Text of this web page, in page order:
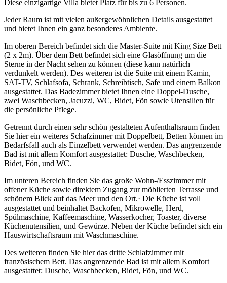
Diese einzigartige Villa bietet Platz für bis zu 6 Personen.
Jeder Raum ist mit vielen außergewöhnlichen Details ausgestattet
und bietet Ihnen ein ganz besonderes Ambiente.
Im oberen Bereich befindet sich die Master-Suite mit King Size Bett
(2 x 2m). Über dem Bett befindet sich eine Glasöffnung um die
Sterne in der Nacht sehen zu können (diese kann natürlich
verdunkelt werden). Des weiteren ist die Suite mit einem Kamin,
SAT-TV, Schlafsofa, Schrank, Schreibtisch, Safe und einem Balkon
ausgestattet. Das Badezimmer bietet Ihnen eine Doppel-Dusche,
zwei Waschbecken, Jacuzzi, WC, Bidet, Fön sowie Utensilien für
die persönliche Pflege.
Getrennt durch einen sehr schön gestalteten Aufenthaltsraum finden
Sie hier ein weiteres Schafzimmer mit Doppelbett, Betten können im
Bedarfsfall auch als Einzelbett verwendet werden. Das angrenzende
Bad ist mit allem Komfort ausgestattet: Dusche, Waschbecken,
Bidet, Fön, und WC.
Im unteren Bereich finden Sie das große Wohn-/Esszimmer mit
offener Küche sowie direktem Zugang zur möblierten Terrasse und
schönem Blick auf das Meer und den Ort.· Die Küche ist voll
ausgestattet und beinhaltet Backofen, Mikrowelle, Herd,
Spülmaschine, Kaffeemaschine, Wasserkocher, Toaster, diverse
Küchenutensilien, und Gewürze. Neben der Küche befindet sich ein
Hauswirtschaftsraum mit Waschmaschine.
Des weiteren finden Sie hier das dritte Schlafzimmer mit
französischem Bett. Das angrenzende Bad ist mit allem Komfort
ausgestattet: Dusche, Waschbecken, Bidet, Fön, und WC.